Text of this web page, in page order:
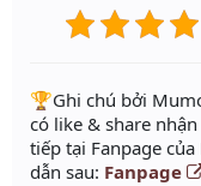
️🏆Ghi chú bởi
có like & share
tiếp tại Fanpage của
dẫn sau: Fanpage